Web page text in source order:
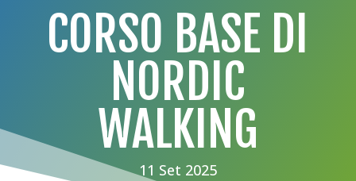
CORSO BASE DI
NORDIC
WALKING
11 Set 2025